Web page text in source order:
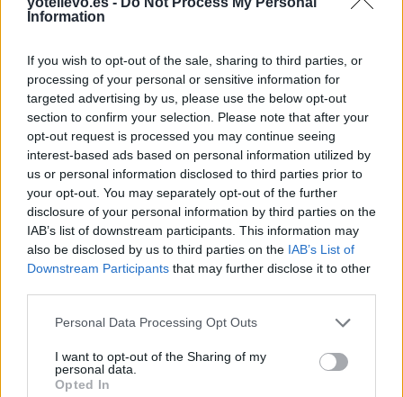
Information
If you wish to opt-out of the sale, sharing to third parties, or
processing of your personal or sensitive information for
targeted advertising by us, please use the below opt-out
section to confirm your selection. Please note that after your
opt-out request is processed you may continue seeing
interest-based ads based on personal information utilized by
us or personal information disclosed to third parties prior to
your opt-out. You may separately opt-out of the further
disclosure of your personal information by third parties on the
IAB’s list of downstream participants. This information may
also be disclosed by us to third parties on the IAB’s List of
Downstream Participants that may further disclose it to other
Personal Data Processing Opt Outs
I want to opt-out of the Sharing of my
personal data.
Opted In
Cómo ir desde Peñamellera Alta a Zaragoza